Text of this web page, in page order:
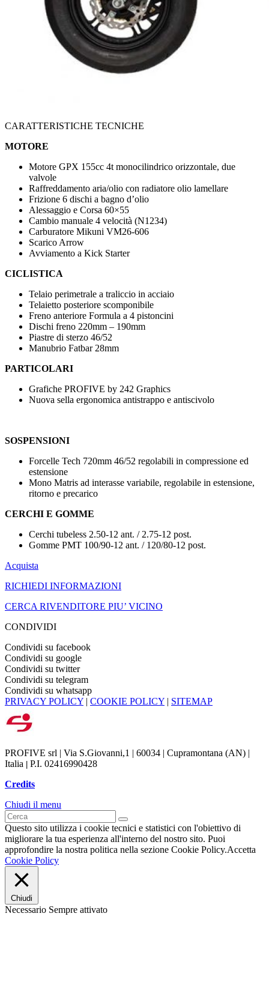
CARATTERISTICHE TECNICHE
MOTORE
Motore GPX 155cc 4t monocilindrico orizzontale, due
valvole
Raffreddamento aria/olio con radiatore olio lamellare
Frizione 6 dischi a bagno d’olio
Alessaggio e Corsa 60×55
Cambio manuale 4 velocità (N1234)
Carburatore Mikuni VM26-606
Scarico Arrow
Avviamento a Kick Starter
CICLISTICA
Telaio perimetrale a traliccio in acciaio
Telaietto posteriore scomponibile
Freno anteriore Formula a 4 pistoncini
Dischi freno 220mm – 190mm
Piastre di sterzo 46/52
Manubrio Fatbar 28mm
PARTICOLARI
Grafiche PROFIVE by 242 Graphics
Nuova sella ergonomica antistrappo e antiscivolo
SOSPENSIONI
Forcelle Tech 720mm 46/52 regolabili in compressione ed
estensione
Mono Matris ad interasse variabile, regolabile in estensione,
ritorno e precarico
CERCHI E GOMME
Cerchi tubeless 2.50-12 ant. / 2.75-12 post.
Gomme PMT 100/90-12 ant. / 120/80-12 post.
Acquista
RICHIEDI INFORMAZIONI
CERCA RIVENDITORE PIU’ VICINO
CONDIVIDI
Condividi su facebook
Condividi su google
Condividi su twitter
Condividi su telegram
Condividi su whatsapp
PRIVACY POLICY | COOKIE POLICY | SITEMAP
PROFIVE srl | Via S.Giovanni,1 | 60034 | Cupramontana (AN) |
Italia
P.I. 02416990428
Credits
Chiudi il menu
Questo sito utilizza i cookie tecnici e statistici con l'obiettivo di
migliorare la tua esperienza all'interno del nostro sito. Puoi
approfondire la nostra politica nella sezione Cookie Policy.Accetta
Cookie Policy
Chiudi
Necessario Sempre attivato